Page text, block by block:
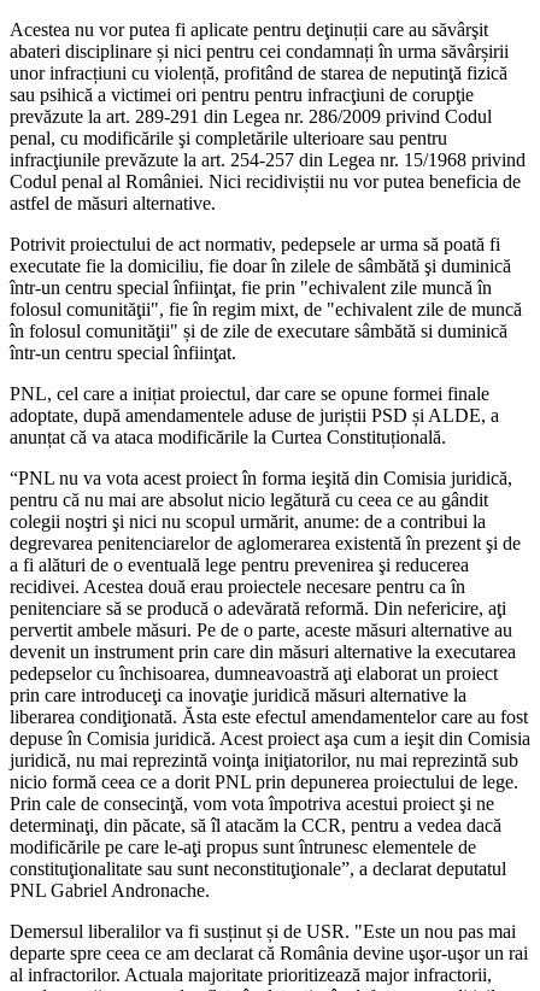
Acestea nu vor putea fi aplicate pentru deţinuții care au săvârşit
abateri disciplinare și nici pentru cei condamnați în urma săvârșirii
unor infracțiuni cu violență, profitând de starea de neputinţă fizică
sau psihică a victimei ori pentru pentru infracţiuni de corupţie
prevăzute la art. 289-291 din Legea nr. 286/2009 privind Codul
penal, cu modificările şi completările ulterioare sau pentru
infracţiunile prevăzute la art. 254-257 din Legea nr. 15/1968 privind
Codul penal al României. Nici recidiviștii nu vor putea beneficia de
astfel de măsuri alternative.
Potrivit proiectului de act normativ, pedepsele ar urma să poată fi
executate fie la domiciliu, fie doar în zilele de sâmbătă şi duminică
într-un centru special înfiinţat, fie prin "echivalent zile muncă în
folosul comunităţii", fie în regim mixt, de "echivalent zile de muncă
în folosul comunităţii" și de zile de executare sâmbătă si duminică
într-un centru special înfiinţat.
PNL, cel care a inițiat proiectul, dar care se opune formei finale
adoptate, după amendamentele aduse de juriștii PSD și ALDE, a
anunțat că va ataca modificările la Curtea Constituțională.
“PNL nu va vota acest proiect în forma ieşită din Comisia juridică,
pentru că nu mai are absolut nicio legătură cu ceea ce au gândit
colegii noştri şi nici nu scopul urmărit, anume: de a contribui la
degrevarea penitenciarelor de aglomerarea existentă în prezent şi de
a fi alături de o eventuală lege pentru prevenirea şi reducerea
recidivei. Acestea două erau proiectele necesare pentru ca în
penitenciare să se producă o adevărată reformă. Din nefericire, aţi
pervertit ambele măsuri. Pe de o parte, aceste măsuri alternative au
devenit un instrument prin care din măsuri alternative la executarea
pedepselor cu închisoarea, dumneavoastră aţi elaborat un proiect
prin care introduceţi ca inovaţie juridică măsuri alternative la
liberarea condiţionată. Ăsta este efectul amendamentelor care au fost
depuse în Comisia juridică. Acest proiect aşa cum a ieşit din Comisia
juridică, nu mai reprezintă voinţa iniţiatorilor, nu mai reprezintă sub
nicio formă ceea ce a dorit PNL prin depunerea proiectului de lege.
Prin cale de consecinţă, vom vota împotriva acestui proiect şi ne
determinaţi, din păcate, să îl atacăm la CCR, pentru a vedea dacă
modificările pe care le-aţi propus sunt întrunesc elementele de
constituţionalitate sau sunt neconstituţionale”, a declarat deputatul
PNL Gabriel Andronache.
Demersul liberalilor va fi susținut și de USR. "Este un nou pas mai
departe spre ceea ce am declarat că România devine uşor-uşor un rai
al infractorilor. Actuala majoritate prioritizează major infractorii,